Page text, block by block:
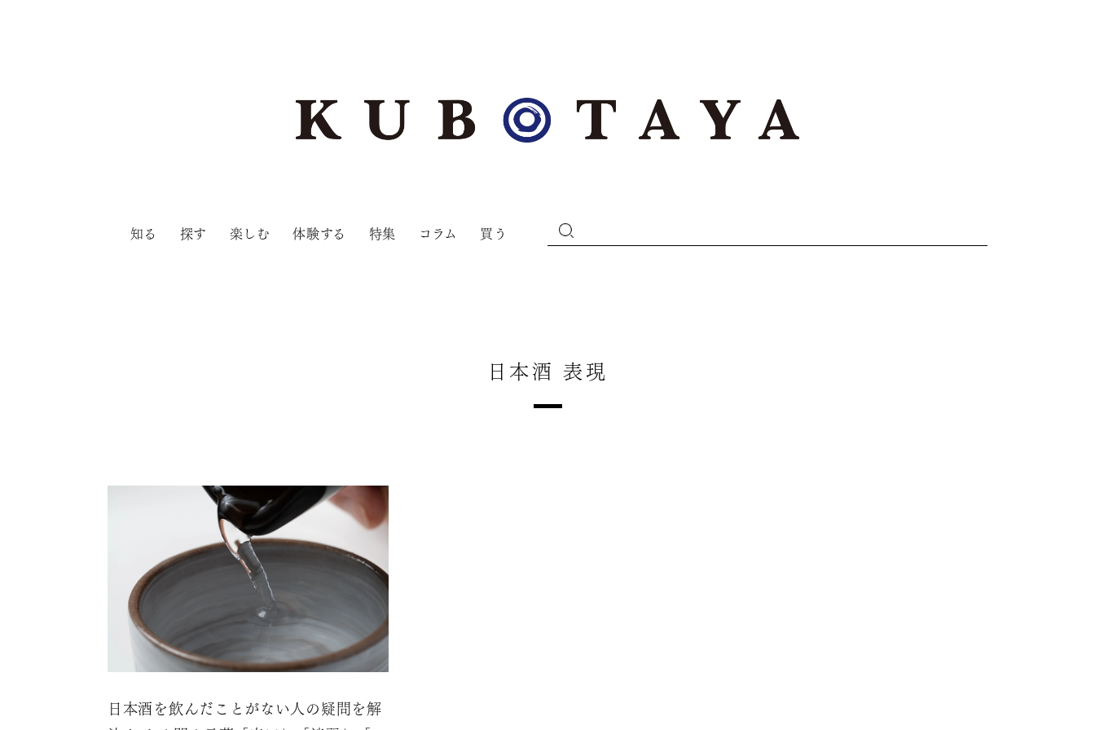
知る 探す 楽しむ 体験する 特集 コラム 買う
日本酒 表現
日本酒を飲んだことがない人の疑問を解